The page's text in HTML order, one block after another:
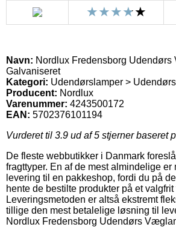
Navn: Nordlux Fredensborg
Galvaniseret
Kategori: Udendørslamper >
Producent: Nordlux
Varenummer: 4243500172
EAN: 5702376101194
Vurderet til 3.9 ud af 5 stjerner baseret
De fleste webbutikker i Danmark
fragttyper. En af de mest almindelige er
levering til en pakkeshop, fordi du på
hente de bestilte produkter på et valgfrit
Leveringsmetoden er altså ekstremt
tillige den mest betalelige løsning til
Nordlux Fredensborg Udendørs